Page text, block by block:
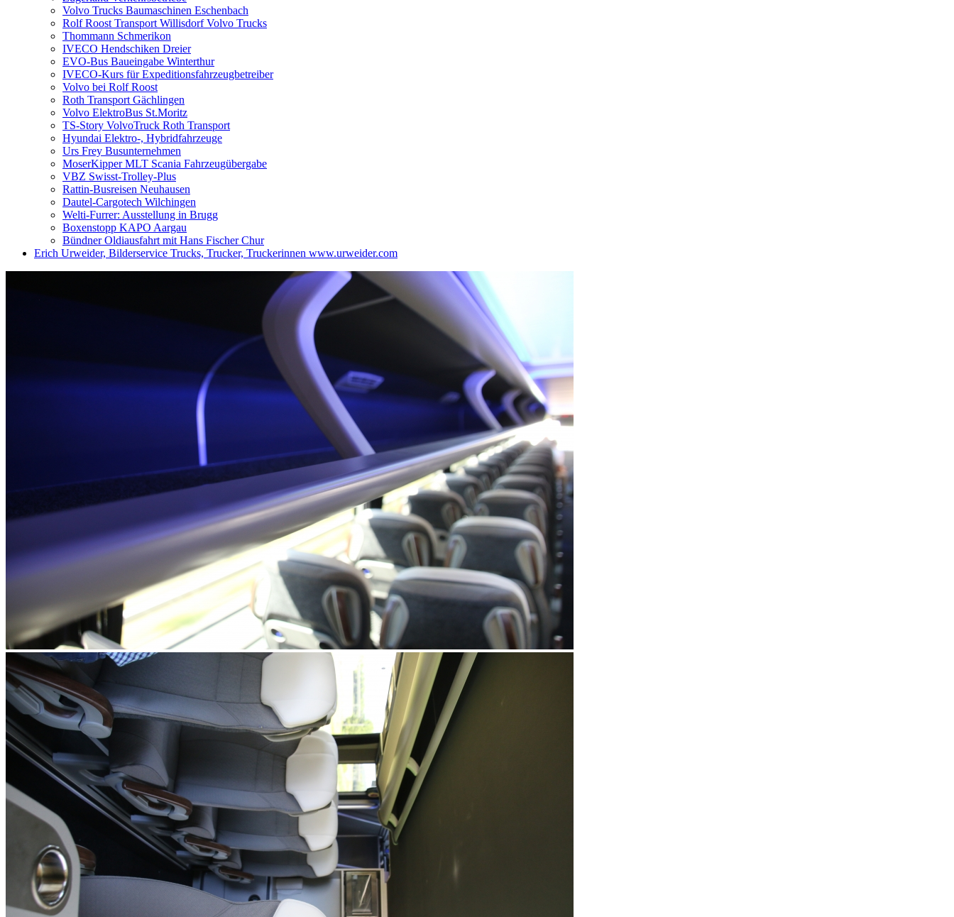
Volvo Trucks Baumaschinen Eschenbach
Rolf Roost Transport Willisdorf Volvo Trucks
Thommann Schmerikon
IVECO Hendschiken Dreier
EVO-Bus Baueingabe Winterthur
IVECO-Kurs für Expeditionsfahrzeugbetreiber
Volvo bei Rolf Roost
Roth Transport Gächlingen
Volvo ElektroBus St.Moritz
TS-Story VolvoTruck Roth Transport
Hyundai Elektro-, Hybridfahrzeuge
Urs Frey Busunternehmen
MoserKipper MLT Scania Fahrzeugübergabe
VBZ Swisst-Trolley-Plus
Rattin-Busreisen Neuhausen
Dautel-Cargotech Wilchingen
Welti-Furrer: Ausstellung in Brugg
Boxenstopp KAPO Aargau
Bündner Oldiausfahrt mit Hans Fischer Chur
Erich Urweider, Bilderservice Trucks, Trucker, Truckerinnen www.urweider.com